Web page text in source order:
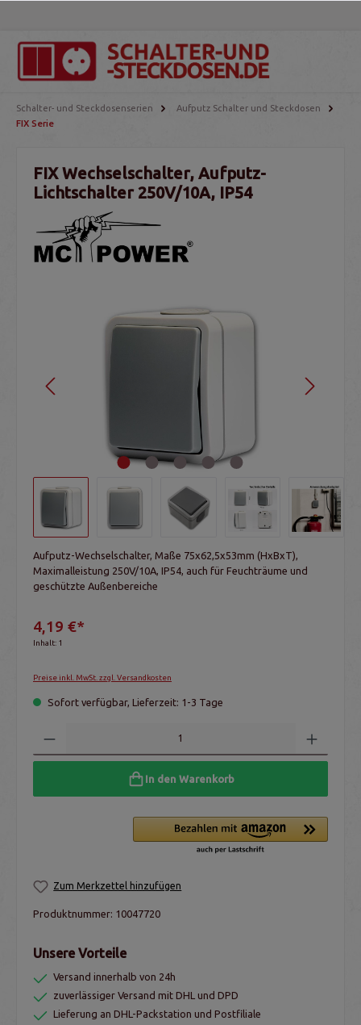
Schalter- und Steckdosenserien
Aufputz Schalter und Steckdosen
FIX Serie
FIX Wechselschalter, Aufputz-
Lichtschalter 250V/10A, IP54
Aufputz-Wechselschalter, Maße 75x62,5x53mm (HxBxT),
Maximalleistung 250V/10A, IP54, auch für Feuchträume und
geschützte Außenbereiche
4,19 €*
Inhalt: 1
Preise inkl. MwSt. zzgl. Versandkosten
Sofort verfügbar, Lieferzeit: 1-3 Tage
In den Warenkorb
Zum Merkzettel hinzufügen
Produktnummer: 10047720
Unsere Vorteile
Versand innerhalb von 24h
zuverlässiger Versand mit DHL und DPD
Lieferung an DHL-Packstation und Postfiliale